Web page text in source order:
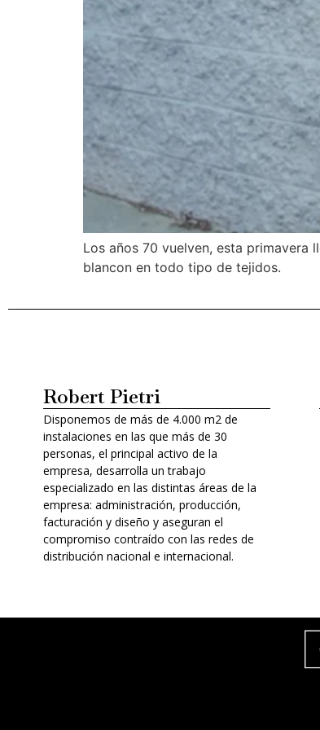
Los años 70 vuelven, esta primavera
blancon en todo tipo de tejidos.
Robert Pietri
Disponemos de más de 4.000 m2 de
instalaciones en las que más de 30
personas, el principal activo de la
empresa, desarrolla un trabajo
especializado en las distintas áreas de la
empresa: administración, producción,
facturación y diseño y aseguran el
compromiso contraído con las redes de
distribución nacional e internacional.